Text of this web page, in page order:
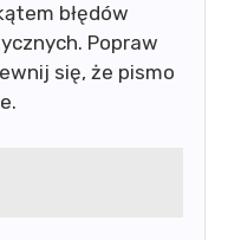
błędów
Popraw
się, że pismo